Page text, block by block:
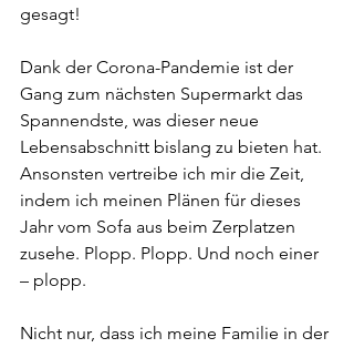
gesagt!
Dank der Corona-Pandemie ist der
Gang zum nächsten Supermarkt das
Spannendste, was dieser neue
Lebensabschnitt bislang zu bieten hat.
Ansonsten vertreibe ich mir die Zeit,
indem ich meinen Plänen für dieses
Jahr vom Sofa aus beim Zerplatzen
zusehe. Plopp. Plopp. Und noch einer
– plopp.
Nicht nur, dass ich meine Familie in der